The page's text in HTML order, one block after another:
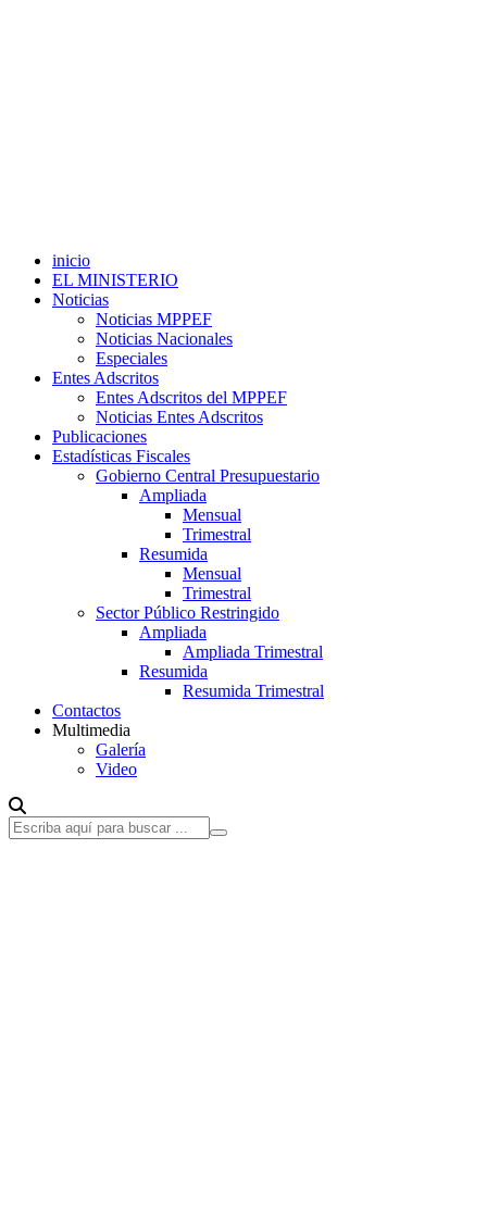
inicio
EL MINISTERIO
Noticias
Noticias MPPEF
Noticias Nacionales
Especiales
Entes Adscritos
Entes Adscritos del MPPEF
Noticias Entes Adscritos
Publicaciones
Estadísticas Fiscales
Gobierno Central Presupuestario
Ampliada
Mensual
Trimestral
Resumida
Mensual
Trimestral
Sector Público Restringido
Ampliada
Ampliada Trimestral
Resumida
Resumida Trimestral
Contactos
Multimedia
Galería
Video